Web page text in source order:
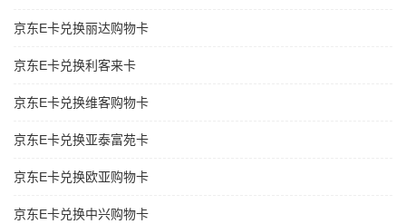
京东E卡兑换丽达购物卡
京东E卡兑换利客来卡
京东E卡兑换维客购物卡
京东E卡兑换亚泰富苑卡
京东E卡兑换欧亚购物卡
京东E卡兑换中兴购物卡